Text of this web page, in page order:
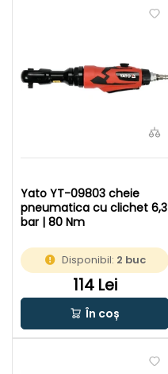
Yato YT-09803 cheie
pneumatica cu clichet 6,3
bar | 80 Nm
Disponibil: 2 buc
114 Lei
În coș